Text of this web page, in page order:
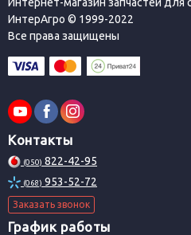
ИнтерАгро © 1999-2022
Все права защищены
Контакты
(050) 822-42-95
(068) 953-52-72
Заказать звонок
График работы